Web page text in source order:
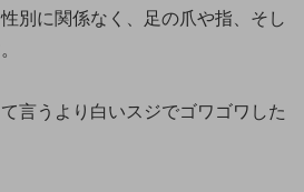
別に関係なく、足の爪や指、そし
言うより白いスジでゴワゴワした